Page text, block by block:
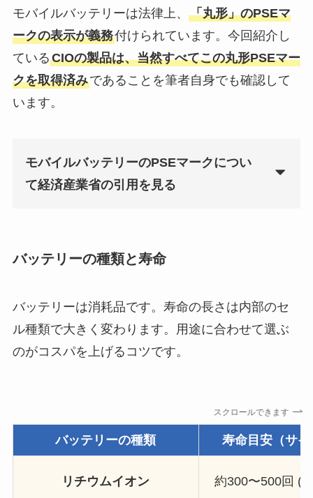
モバイルバッテリーは法律上、 「丸形」のPSEマ
ークの表示が義務付けられています。今回紹介し
ているCIOの製品は、当然すべてこの丸形PSEマー
クを取得済みであることを筆者自身でも確認して
います。
モバイルバッテリーのPSEマークについ
て経済産業省の引用を見る
バッテリーの種類と寿命
バッテリーは消耗品です。寿命の長さは内部のセ
ル種類で大きく変わります。用途に合わせて選ぶ
のがコスパを上げるコツです。
スクロールできます
バッテリーの種類 寿命目安（サ
リチウムイオン 約300〜500回 (